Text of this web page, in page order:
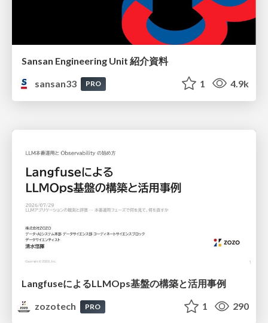
Sansan Engineering Unit 紹介資料
sansan33
PRO 1 4.9k
LangfuseによるLLMOps基盤の構築と活用事例
zozotech
PRO 1 290